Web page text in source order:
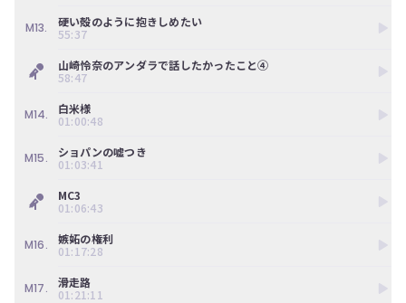
M13.
硬い殻のように抱きしめたい
55:37
山崎怜奈のアンダラで話したかったこと④
58:47
M14.
白米様
01:00:48
M15.
ショパンの嘘つき
01:03:41
MC3
01:06:43
M16.
嫉妬の権利
01:17:28
M17.
滑走路
01:21:11